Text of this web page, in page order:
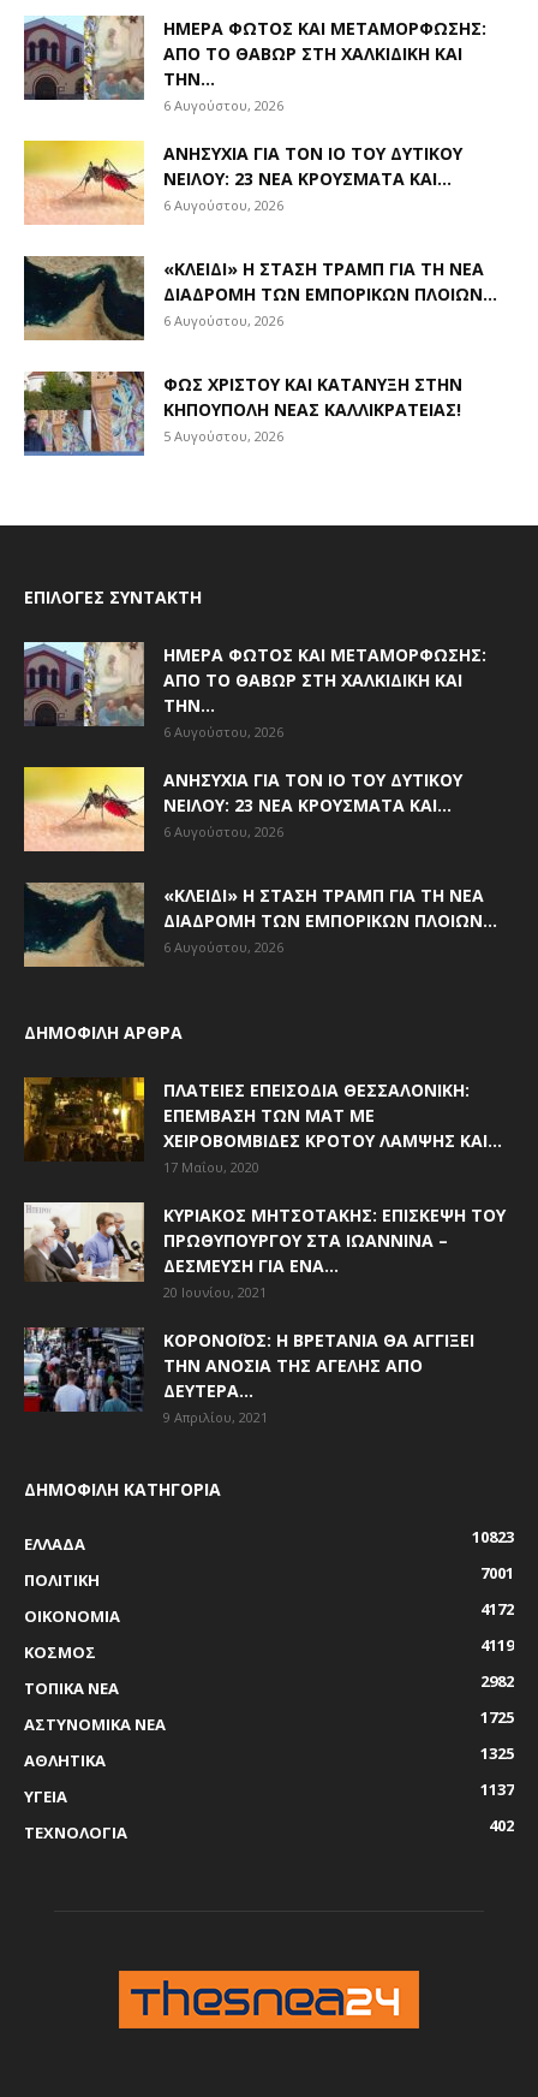
ΗΜΈΡΑ ΦΩΤΌΣ ΚΑΙ ΜΕΤΑΜΌΡΦΩΣΗΣ:
ΑΠΌ ΤΟ ΘΑΒΏΡ ΣΤΗ ΧΑΛΚΙΔΙΚΉ ΚΑΙ
ΤΗΝ...
6 Αυγούστου, 2026
ΑΝΗΣΥΧΊΑ ΓΙΑ ΤΟΝ ΙΌ ΤΟΥ ΔΥΤΙΚΟΎ
ΝΕΊΛΟΥ: 23 ΝΈΑ ΚΡΟΎΣΜΑΤΑ ΚΑΙ...
6 Αυγούστου, 2026
«ΚΛΕΙΔΊ» Η ΣΤΆΣΗ ΤΡΑΜΠ ΓΙΑ ΤΗ ΝΈΑ
ΔΙΑΔΡΟΜΉ ΤΩΝ ΕΜΠΟΡΙΚΏΝ ΠΛΟΊΩΝ...
6 Αυγούστου, 2026
ΦΩΣ ΧΡΙΣΤΟΎ ΚΑΙ ΚΑΤΆΝΥΞΗ ΣΤΗΝ
ΚΗΠΟΎΠΟΛΗ ΝΈΑΣ ΚΑΛΛΙΚΡΆΤΕΙΑΣ!
5 Αυγούστου, 2026
ΕΠΙΛΟΓΈΣ ΣΥΝΤΆΚΤΗ
ΗΜΈΡΑ ΦΩΤΌΣ ΚΑΙ ΜΕΤΑΜΌΡΦΩΣΗΣ:
ΑΠΌ ΤΟ ΘΑΒΏΡ ΣΤΗ ΧΑΛΚΙΔΙΚΉ ΚΑΙ
ΤΗΝ...
6 Αυγούστου, 2026
ΑΝΗΣΥΧΊΑ ΓΙΑ ΤΟΝ ΙΌ ΤΟΥ ΔΥΤΙΚΟΎ
ΝΕΊΛΟΥ: 23 ΝΈΑ ΚΡΟΎΣΜΑΤΑ ΚΑΙ...
6 Αυγούστου, 2026
«ΚΛΕΙΔΊ» Η ΣΤΆΣΗ ΤΡΑΜΠ ΓΙΑ ΤΗ ΝΈΑ
ΔΙΑΔΡΟΜΉ ΤΩΝ ΕΜΠΟΡΙΚΏΝ ΠΛΟΊΩΝ...
6 Αυγούστου, 2026
ΔΗΜΟΦΙΛΗ ΑΡΘΡΑ
ΠΛΑΤΕΊΕΣ ΕΠΕΙΣΌΔΙΑ ΘΕΣΣΑΛΟΝΊΚΗ:
ΕΠΈΜΒΑΣΗ ΤΩΝ ΜΑΤ ΜΕ
ΧΕΙΡΟΒΟΜΒΊΔΕΣ ΚΡΌΤΟΥ ΛΆΜΨΗΣ ΚΑΙ...
17 Μαΐου, 2020
ΚΥΡΙΆΚΟΣ ΜΗΤΣΟΤΆΚΗΣ: ΕΠΊΣΚΕΨΗ ΤΟΥ
ΠΡΩΘΥΠΟΥΡΓΟΎ ΣΤΑ ΙΩΆΝΝΙΝΑ –
ΔΈΣΜΕΥΣΗ ΓΙΑ ΈΝΑ...
20 Ιουνίου, 2021
ΚΟΡΟΝΟΪΌΣ: Η ΒΡΕΤΑΝΊΑ ΘΑ ΑΓΓΊΞΕΙ
ΤΗΝ ΑΝΟΣΊΑ ΤΗΣ ΑΓΈΛΗΣ ΑΠΌ
ΔΕΥΤΈΡΑ...
9 Απριλίου, 2021
ΔΗΜΟΦΙΛΗ ΚΑΤΗΓΟΡΙΑ
ΕΛΛΑΔΑ
10823
ΠΟΛΙΤΙΚΗ
7001
ΟΙΚΟΝΟΜΙΑ
4172
ΚΟΣΜΟΣ
4119
ΤΟΠΙΚΑ ΝΕΑ
2982
ΑΣΤΥΝΟΜΙΚΑ ΝΕΑ
1725
ΑΘΛΗΤΙΚΑ
1325
ΥΓΕΙΑ
1137
ΤΕΧΝΟΛΟΓΙΑ
402